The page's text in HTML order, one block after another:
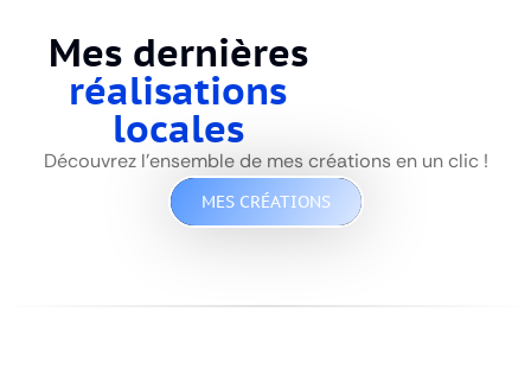
Mes dernières
réalisations
locales
Découvrez l’ensemble de mes créations en un clic !
MES CRÉATIONS